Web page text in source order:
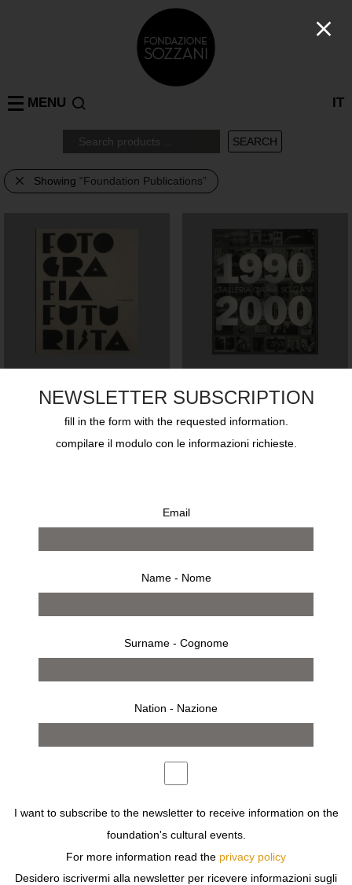
IT
MENU
Showing “Foundation Publications”
FOTOGRAFIA
FUTURISTA
GALLERIA CARLA
SOZZANI 1990-2012
€90,00
450,00
Walter Albini
€400,00
YOHJI YAMAMOTO
RUDI GERNREICH
NEWSLETTER SUBSCRIPTION
fill in the form with the requested information.
compilare il modulo con le informazioni richieste.
Email
Name - Nome
Surname - Cognome
Nation - Nazione
I want to subscribe to the newsletter to receive information on the
foundation's cultural events.
For more information read the privacy policy
Desidero iscrivermi alla newsletter per ricevere informazioni sugli